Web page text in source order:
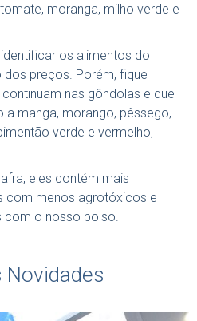
moranga, milho verde e
os alimentos do
preços. Porém, fique
nas gôndolas e que
manga, morango, pêssego,
verde e vermelho,
eles contém mais
com menos agrotóxicos e
com o nosso bolso.
Novidades